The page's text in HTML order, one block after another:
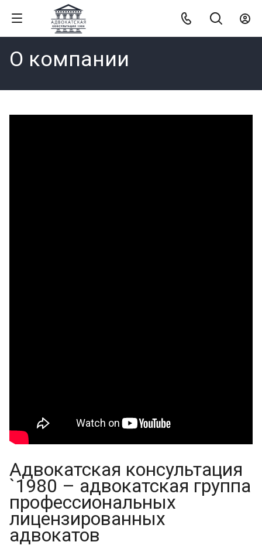
О компании
Адвокатская консультация
`1980 – адвокатская группа
профессиональных
лицензированных
адвокатов